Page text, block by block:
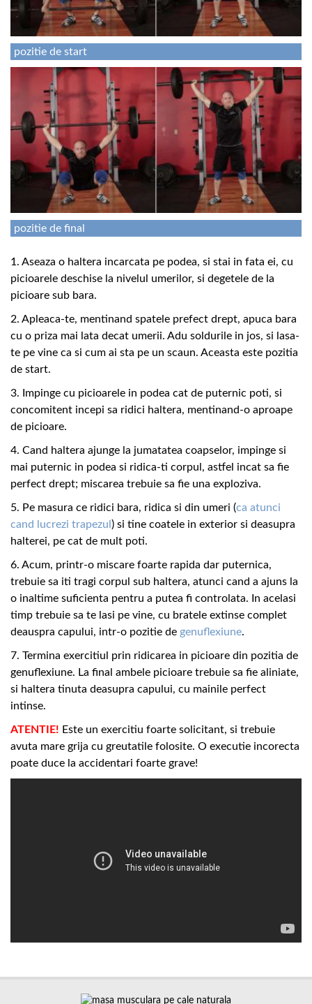
pozitie de start
pozitie de final
1. Aseaza o haltera incarcata pe podea, si stai in fata ei, cu
picioarele deschise la nivelul umerilor, si degetele de la
picioare sub bara.
2. Apleaca-te, mentinand spatele prefect drept, apuca bara
cu o priza mai lata decat umerii. Adu soldurile in jos, si lasa-
te pe vine ca si cum ai sta pe un scaun. Aceasta este pozitia
de start.
3. Impinge cu picioarele in podea cat de puternic poti, si
concomitent incepi sa ridici haltera, mentinand-o aproape
de picioare.
4. Cand haltera ajunge la jumatatea coapselor, impinge si
mai puternic in podea si ridica-ti corpul, astfel incat sa fie
perfect drept; miscarea trebuie sa fie una exploziva.
5. Pe masura ce ridici bara, ridica si din umeri (ca atunci
cand lucrezi trapezul ) si tine coatele in exterior si deasupra
halterei, pe cat de mult poti.
6. Acum, printr-o miscare foarte rapida dar puternica,
trebuie sa iti tragi corpul sub haltera, atunci cand a ajuns la
o inaltime suficienta pentru a putea fi controlata. In acelasi
timp trebuie sa te lasi pe vine, cu bratele extinse complet
deauspra capului, intr-o pozitie de genuflexiune.
7. Termina exercitiul prin ridicarea in picioare din pozitia de
genuflexiune. La final ambele picioare trebuie sa fie aliniate,
si haltera tinuta deasupra capului, cu mainile perfect
intinse.
ATENTIE! Este un exercitiu foarte solicitant, si trebuie
avuta mare grija cu greutatile folosite. O executie incorecta
poate duce la accidentari foarte grave!